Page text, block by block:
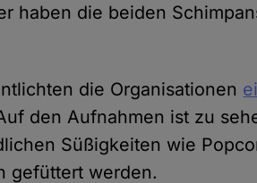
haben die beiden
die Organisationen
den Aufnahmen ist zu
Süßigkeiten wie
gefüttert werden.